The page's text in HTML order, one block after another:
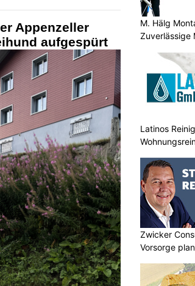
Appenzeller
aufgespürt
M. Hälg
Zuverlässige
Latinos
Zwicker
Vorsorge